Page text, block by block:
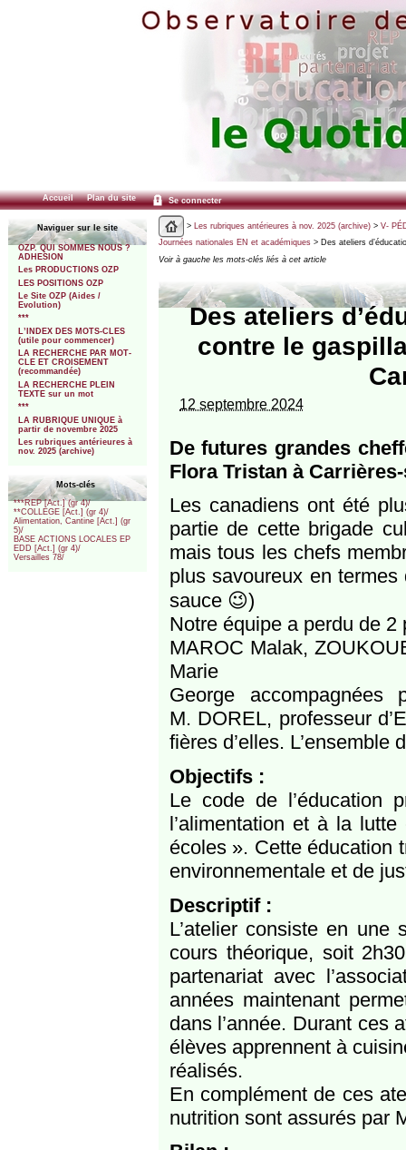
Accueil Plan du site Se connecter
Naviguer sur le site
OZP. QUI SOMMES NOUS ?
ADHESION
Les PRODUCTIONS OZP
LES POSITIONS OZP
Le Site OZP (Aides /
Evolution)
***
L’INDEX DES MOTS-CLES
(utile pour commencer)
LA RECHERCHE PAR MOT-
CLE ET CROISEMENT
(recommandée)
LA RECHERCHE PLEIN
TEXTE sur un mot
***
LA RUBRIQUE UNIQUE à
partir de novembre 2025
Les rubriques antérieures à
nov. 2025 (archive)
Mots-clés
***REP [Act.] (gr 4)/
**COLLEGE [Act.] (gr 4)/
Alimentation, Cantine [Act.] (gr
5)/
BASE ACTIONS LOCALES EP
EDD [Act.] (gr 4)/
Versailles 78/
> Les rubriques antérieures à nov. 2025 (archive)> V-
Journées nationales EN et académiques> Des ateliers
Voir à gauche les mots-clés liés à cet article
Des ateliers
contre le
12 septembre 2024
De futures grandes
Flora Tristan à
Les canadiens ont été
partie de cette brigade
mais tous les chefs
plus savoureux en
sauce 😉)
Notre équipe a perdu de
MAROC Malak,
Marie
George accompagnées
M. DOREL, professeur
fières d’elles.
Objectifs :
Le code de l’éducation
l’alimentation et à la
écoles ». Cette éducation
environnementale et de
Descriptif :
L’atelier consiste en une
cours théorique, soit
partenariat avec
années maintenant
dans l’année. Durant ces
élèves apprennent à
réalisés.
En complément de ces
nutrition sont assurés par